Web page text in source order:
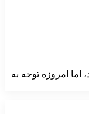
اما امروزه توجه به